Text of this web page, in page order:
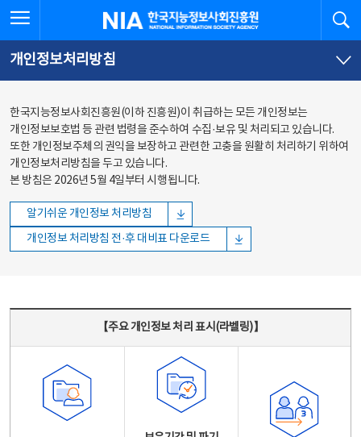
바로가기
바로가기
한국지능정보사회진흥원
개인정보처리방침
한국지능정보사회진흥원(이하 진흥원)이 취급하는 모든 개인정보는
개인정보보호법 등 관련 법령을 준수하여 수집·보유 및 처리되고 있습니다.
또한 개인정보주체의 권익을 보장하고 관련한 고충을 원활히 처리하기 위하여
개인정보처리방침을 두고 있습니다.
본 방침은 2026년 5월 4일부터 시행됩니다.
알기쉬운 개인정보 처리방침
개인정보 처리방침 전·후 대비표 다운로드
【주요 개인정보 처리 표시(라벨링)】